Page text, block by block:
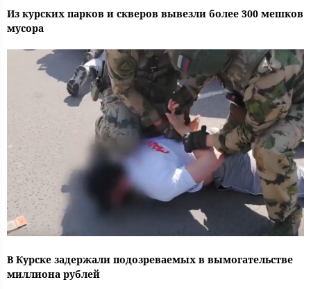
Из курских парков и скверов вывезли более 300 мешков
мусора
В Курске задержали подозреваемых в вымогательстве
миллиона рублей